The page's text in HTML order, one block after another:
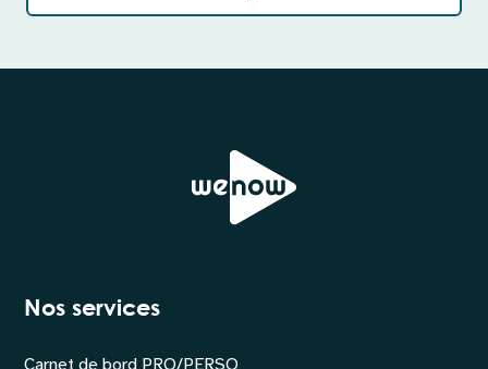
Nos services
Carnet de bord PRO/PERSO